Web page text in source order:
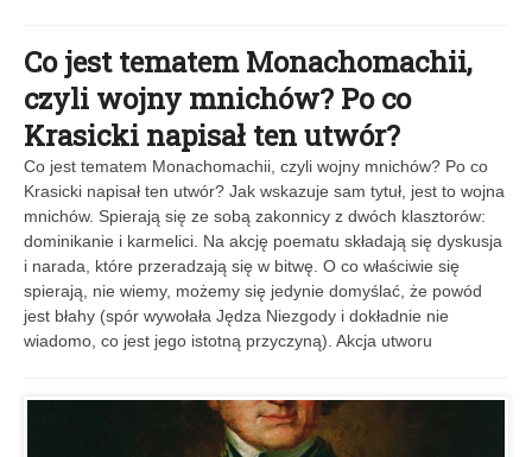
Co jest tematem Monachomachii,
czyli wojny mnichów? Po co
Krasicki napisał ten utwór?
Co jest tematem Monachomachii, czyli wojny mnichów? Po co
Krasicki napisał ten utwór? Jak wskazuje sam tytuł, jest to wojna
mnichów. Spierają się ze sobą zakonnicy z dwóch klasztorów:
dominikanie i karmelici. Na akcję poematu składają się dyskusja
i narada, które przeradzają się w bitwę. O co właściwie się
spierają, nie wiemy, możemy się jedynie domyślać, że powód
jest błahy (spór wywołała Jędza Niezgody i dokładnie nie
wiadomo, co jest jego istotną przyczyną). Akcja utworu